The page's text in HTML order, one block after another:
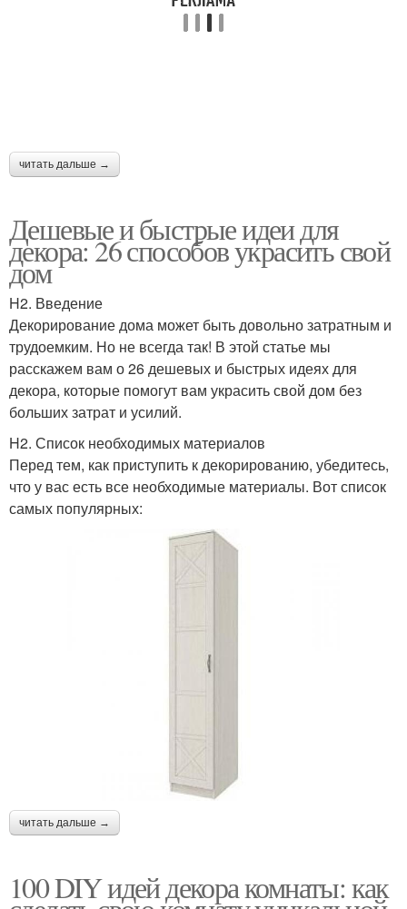
читать дальше →
Дешевые и быстрые идеи для
декора: 26 способов украсить свой
дом
H2. Введение
Декорирование дома может быть довольно затратным и
трудоемким. Но не всегда так! В этой статье мы
расскажем вам о 26 дешевых и быстрых идеях для
декора, которые помогут вам украсить свой дом без
больших затрат и усилий.
H2. Список необходимых материалов
Перед тем, как приступить к декорированию, убедитесь,
что у вас есть все необходимые материалы. Вот список
самых популярных:
читать дальше →
100 DIY идей декора комнаты: как